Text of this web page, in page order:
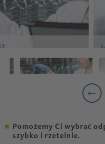
Pomożemy Ci wybrać
szybko i rzetelnie.